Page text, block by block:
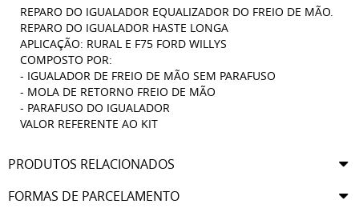
REPARO DO IGUALADOR EQUALIZADOR DO FREIO DE MÃO.
REPARO DO IGUALADOR HASTE LONGA
APLICAÇÃO: RURAL E F75 FORD WILLYS
COMPOSTO POR:
- IGUALADOR DE FREIO DE MÃO SEM PARAFUSO
- MOLA DE RETORNO FREIO DE MÃO
- PARAFUSO DO IGUALADOR
VALOR REFERENTE AO KIT
PRODUTOS RELACIONADOS
FORMAS DE PARCELAMENTO